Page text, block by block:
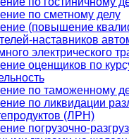
по сметному делу
(повышение
наставников
электрического
оценщиков по
по таможенному
по ликвидации
(ЛРН)
погрузочно-